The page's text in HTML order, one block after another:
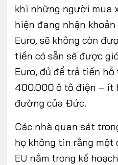
khi những người mua
hiện đang nhận
Euro, sẽ không còn
tiền có sẵn sẽ được
Euro, đủ để trả tiền
400.000 ô tô điện – ít
đường của Đức.
Các nhà quan sát
họ không tin rằng một
EU nằm trong kế